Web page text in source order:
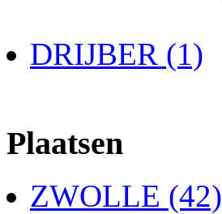
DRIJBER (1)
Plaatsen
ZWOLLE (42)